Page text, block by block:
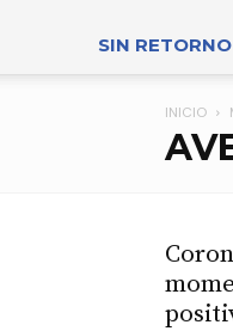
SIN RETORNO
INICIO